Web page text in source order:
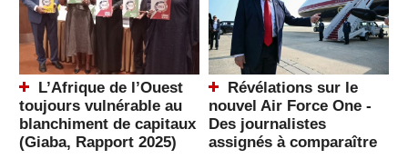
L’Afrique de l’Ouest
toujours vulnérable au
blanchiment de capitaux
(Giaba, Rapport 2025)
Révélations sur le
nouvel Air Force One -
Des journalistes
assignés à comparaître